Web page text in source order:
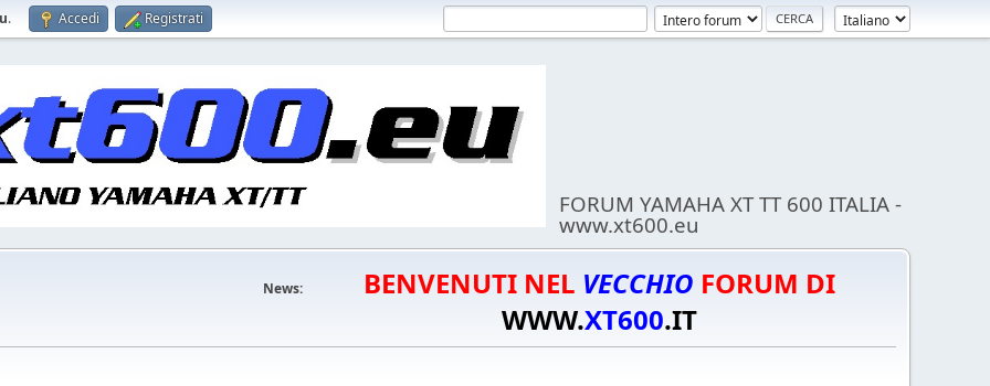
. Accedi Registrati
FORUM YAMAHA XT TT 600 ITALIA -
www.xt600.eu
News: BENVENUTI NEL VECCHIO FORUM DI
WWW.XT600.IT